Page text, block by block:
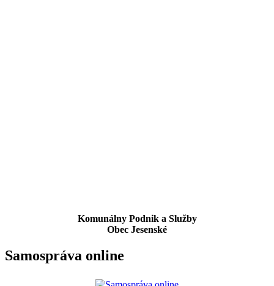
Komunálny Podnik a Služby
Obec Jesenské
Samospráva online